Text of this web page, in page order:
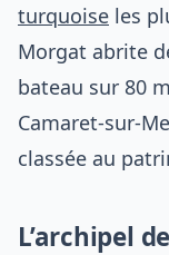
turquoise les
Morgat abrite
bateau sur 80
Camaret-sur-
classée au
L’archipel